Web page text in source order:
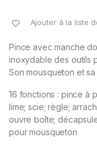
Ajouter à la liste
Pince avec manche
inoxydable des outils
Son mousqueton et
16 fonctions : pince à
lime; scie; règle;
ouvre boîte;
pour mousqueton